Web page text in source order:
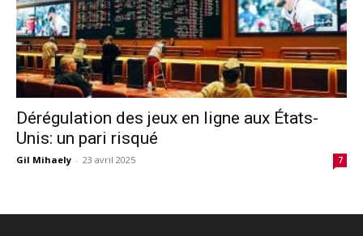
Dérégulation des jeux en ligne aux États-
Unis: un pari risqué
Gil Mihaely - 23 avril 2025 7